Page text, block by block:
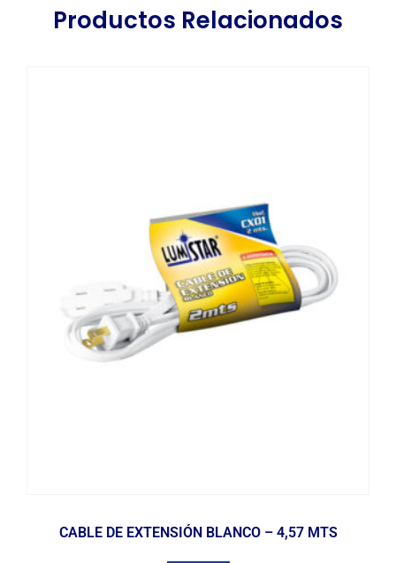
Productos Relacionados
CABLE DE EXTENSIÓN BLANCO – 4,57 MTS